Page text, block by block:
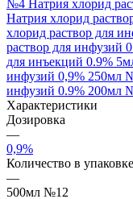
№4 Натрия хлорид
Натрия хлорид
хлорид раствор для
раствор для инфузий
для инъекций 0.9%
инфузий 0,9% 250мл
инфузий 0.9% 200мл
Характеристики
Дозировка
—
0,9%
Количество в упаковке
—
500мл №12